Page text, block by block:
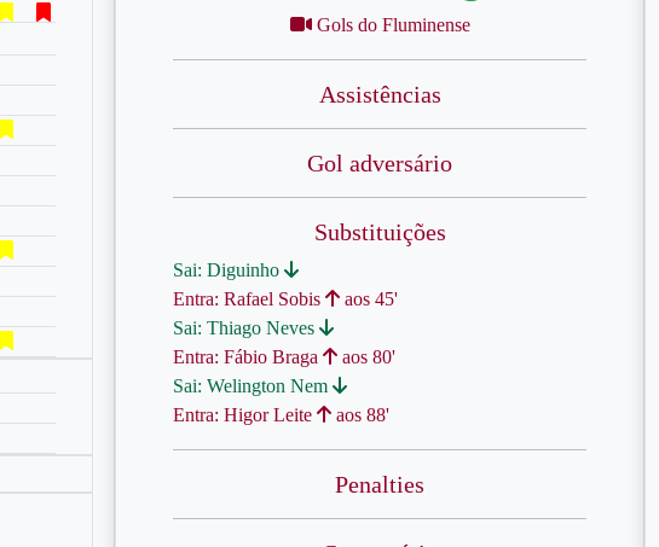
Gols do Fluminense
Assistências
Gol adversário
Substituições
Sai: Diguinho
Entra: Rafael Sobis
aos 45'
Sai: Thiago Neves
Entra: Fábio Braga
aos 80'
Sai: Welington Nem
Entra: Higor Leite
aos 88'
Penalties